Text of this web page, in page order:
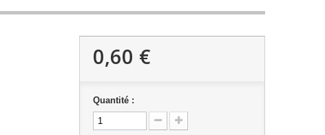
0,60 €
Quantité :